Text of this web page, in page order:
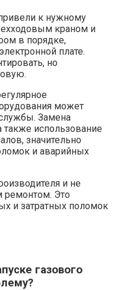
к нужному
краном и
в порядке,
плате.
но
может
Замена
также использование
значительно
и аварийных
и не
ремонтом. Это
и затратных поломок
газового